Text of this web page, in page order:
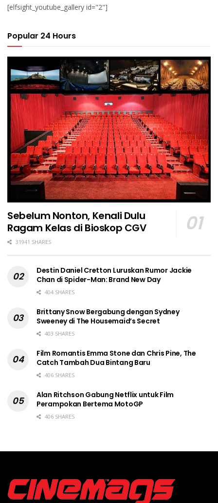
[elfsight_youtube_gallery id="2"]
Popular 24 Hours
Sebelum Nonton, Kenali Dulu
Ragam Kelas di Bioskop CGV
31941 SHARES
Destin Daniel Cretton Luruskan Rumor Jackie
Chan di Spider-Man: Brand New Day
404 SHARES
Brittany Snow Bergabung dengan Sydney
Sweeney di The Housemaid’s Secret
403 SHARES
Film Romantis Emma Stone dan Chris Pine, The
Catch Tambah Dua Bintang Baru
406 SHARES
Alan Ritchson Gabung Netflix untuk Film
Perampokan Bertema MotoGP
406 SHARES